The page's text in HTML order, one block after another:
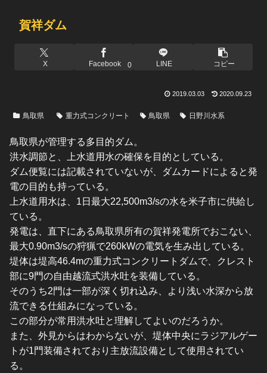
賀祥ダム
X Facebook 0 LINE コピー
2019.03.03 2020.09.23
鳥取県 重力式コンクリート 鳥取県 日野川水系
鳥取県が管理する多目的ダム。
洪水調節と、上水道用水の確保を目的としている。
ダム便覧には記載されていないが、ダムカードによると発
電の目的も持っている。
上水道用水は、1日最大22,500m3/sの水を米子市に供給し
ている。
発電は、直下にある鳥取県所有の賀祥発電所でおこない、
最大0.90m3/sの狩猟で260kWの電気を生み出している。
堤体は堤高46.4mの重力式コンクリートダムで、クレスト
部に9門の自由越流式洪水吐を装備している。
そのうち2門は一部が深く切れ込み、より浅い水深から放
流できる仕組みになっている。
この部分が常用洪水吐と理解してよいのだろうか。
また、外見からはわからないが、堤体中央にラジアルゲー
トが1門装備されており主放流設備として使用されてい
る。